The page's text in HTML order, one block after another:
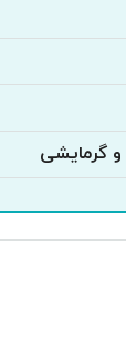
گرمایشی